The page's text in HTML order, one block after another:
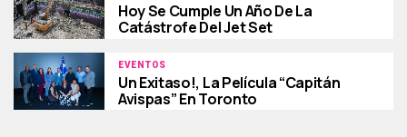
Hoy Se Cumple Un Año De La
Catástrofe Del Jet Set
EVENTOS
Un Exitaso!, La Película “Capitán
Avispas” En Toronto